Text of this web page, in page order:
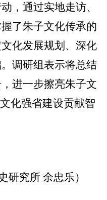
， 通过实地走访、
了朱子文化传承的
化发展规划 、深化
调研组表示将总结
进一步擦亮朱子文
文化强省建设贡献智
研究所 余忠乐）